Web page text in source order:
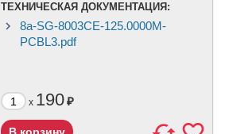
ТЕХНИЧЕСКАЯ ДОКУМЕНТАЦИЯ:
8a-SG-8003CE-125.0000M-
PCBL3.pdf
x 190₽